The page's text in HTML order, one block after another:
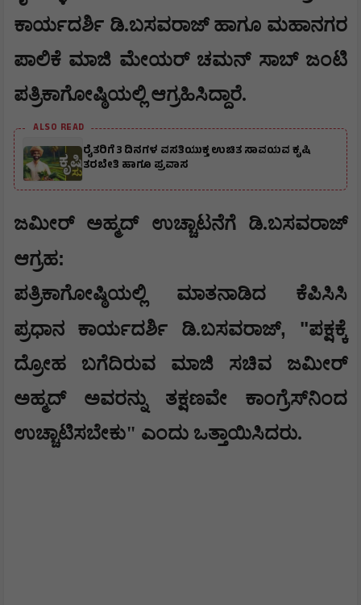
ಕಾರ್ಯದರ್ಶಿ ಡಿ.ಬಸವರಾಜ್ ಹಾಗೂ ಮಹಾನಗರ
ಪಾಲಿಕೆ ಮಾಜಿ ಮೇಯರ್ ಚಮನ್ ಸಾಬ್ ಜಂಟಿ
ಪತ್ರಿಕಾಗೋಷ್ಠಿಯಲ್ಲಿ ಆಗ್ರಹಿಸಿದ್ದಾರೆ.
ALSO READ
ರೈತರಿಗೆ 3 ದಿನಗಳ ವಸತಿಯುಕ್ತ ಉಚಿತ ಸಾವಯವ ಕೃಷಿ
ತರಬೇತಿ ಹಾಗೂ ಪ್ರವಾಸ
ಜಮೀರ್ ಅಹ್ಮದ್ ಉಚ್ಚಾಟನೆಗೆ ಡಿ.ಬಸವರಾಜ್
ಆಗ್ರಹ:
ಪತ್ರಿಕಾಗೋಷ್ಠಿಯಲ್ಲಿ ಮಾತನಾಡಿದ ಕೆಪಿಸಿಸಿ
ಪ್ರಧಾನ ಕಾರ್ಯದರ್ಶಿ ಡಿ.ಬಸವರಾಜ್, "ಪಕ್ಷಕ್ಕೆ
ದ್ರೋಹ ಬಗೆದಿರುವ ಮಾಜಿ ಸಚಿವ ಜಮೀರ್
ಅಹ್ಮದ್ ಅವರನ್ನು ತಕ್ಷಣವೇ ಕಾಂಗ್ರೆಸ್‌ನಿಂದ
ಉಚ್ಚಾಟಿಸಬೇಕು" ಎಂದು ಒತ್ತಾಯಿಸಿದರು.